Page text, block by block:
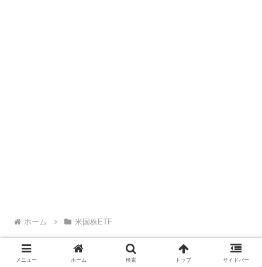
ホーム 米国株ETF
メニュー ホーム 検索 トップ サイドバー